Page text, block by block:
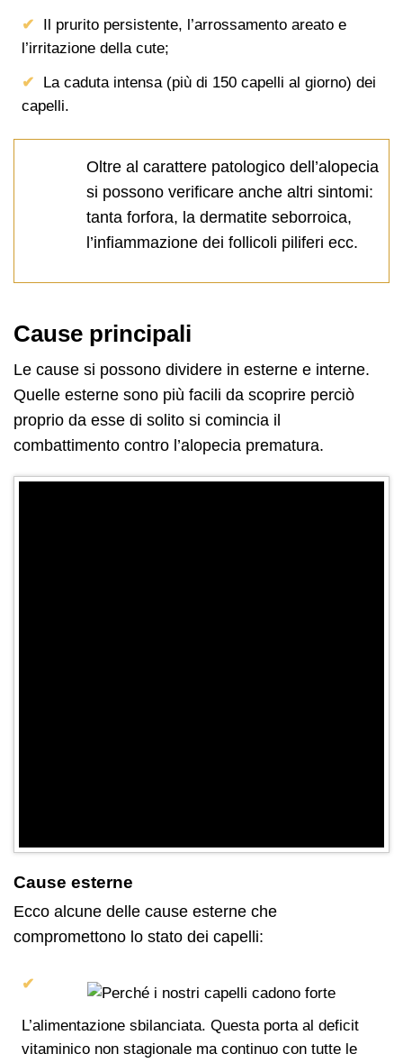
Il prurito persistente, l’arrossamento areato e
l’irritazione della cute;
La caduta intensa (più di 150 capelli al giorno) dei
capelli.
Oltre al carattere patologico dell’alopecia
si possono verificare anche altri sintomi:
tanta forfora, la dermatite seborroica,
l’infiammazione dei follicoli piliferi ecc.
Cause principali
Le cause si possono dividere in esterne e interne.
Quelle esterne sono più facili da scoprire perciò
proprio da esse di solito si comincia il
combattimento contro l’alopecia prematura.
Cause esterne
Ecco alcune delle cause esterne che
compromettono lo stato dei capelli:
L’alimentazione sbilanciata. Questa porta al deficit
vitaminico non stagionale ma continuo con tutte le